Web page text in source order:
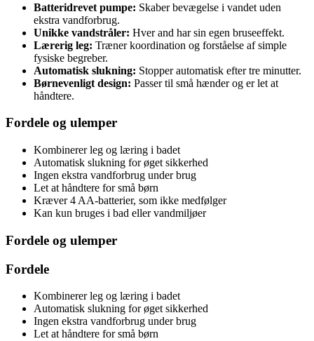
Batteridrevet pumpe: Skaber bevægelse i vandet uden
ekstra vandforbrug.
Unikke vandstråler: Hver and har sin egen bruseeffekt.
Lærerig leg: Træner koordination og forståelse af simple
fysiske begreber.
Automatisk slukning: Stopper automatisk efter tre minutter.
Børnevenligt design: Passer til små hænder og er let at
håndtere.
Fordele og ulemper
Kombinerer leg og læring i badet
Automatisk slukning for øget sikkerhed
Ingen ekstra vandforbrug under brug
Let at håndtere for små børn
Kræver 4 AA-batterier, som ikke medfølger
Kan kun bruges i bad eller vandmiljøer
Fordele og ulemper
Fordele
Kombinerer leg og læring i badet
Automatisk slukning for øget sikkerhed
Ingen ekstra vandforbrug under brug
Let at håndtere for små børn